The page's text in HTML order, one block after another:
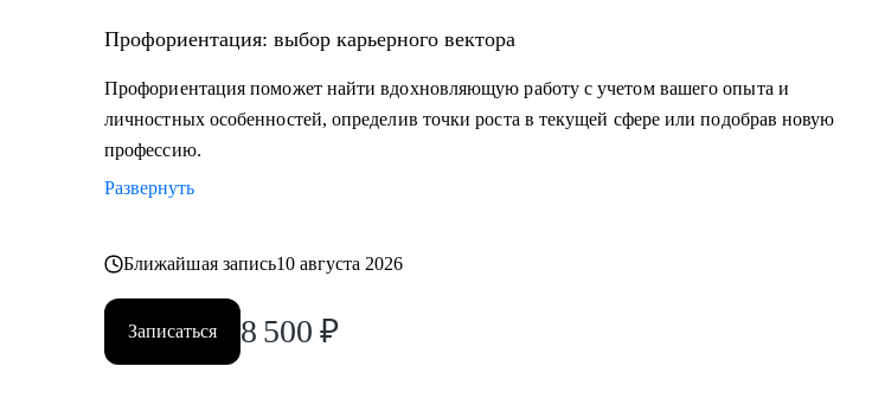
• закупки, тендеры
• маркетинг, PR
• образование
• бухгалтерия
• психология
• склад
Жизнь слишком коротка для нелюбимой работы, записывайтесь!
Профориентация: выбор карьерного вектора
Профориентация поможет найти вдохновляющую работу с учетом вашего опыта и
личностных особенностей, определив точки роста в текущей сфере или подобрав новую
профессию.
Развернуть
Ближайшая запись10 августа 2026
Записаться 8 500 ₽